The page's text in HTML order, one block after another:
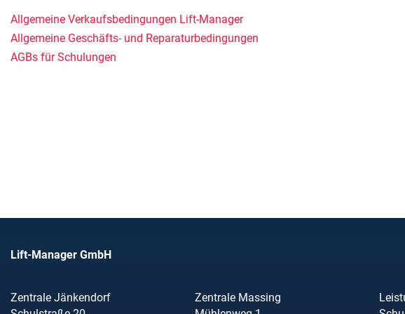
Allgemeine Verkaufsbedingungen Lift-Manager
Allgemeine Geschäfts- und Reparaturbedingungen
AGBs für Schulungen
Lift-Manager GmbH
Zentrale Jänkendorf
Zentrale Massing